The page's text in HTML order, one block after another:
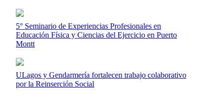
5° Seminario de Experiencias Profesionales en
Educación Física y Ciencias del Ejercicio en Puerto
Montt
ULagos y Gendarmería fortalecen trabajo colaborativo
por la Reinserción Social